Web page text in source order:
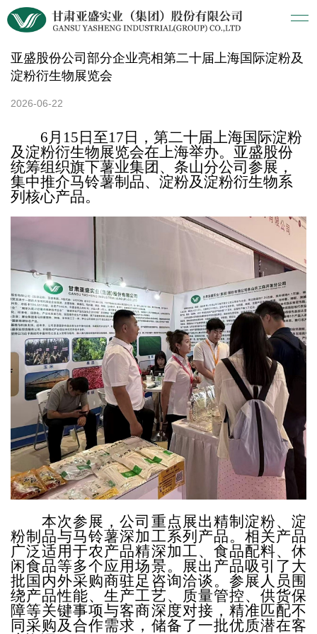
亚盛股份公司部分企业亮相第二十届上海国际淀粉及
淀粉衍生物展览会
2026-06-22
6月15日至17日，第二十届上海国际淀粉
及淀粉衍生物展览会在上海举办。亚盛股份
统筹组织旗下薯业集团、条山分公司参展，
集中推介马铃薯制品、淀粉及淀粉衍生物系
列核心产品。
本次参展，公司重点展出精制淀粉、淀
粉制品与马铃薯深加工系列产品。相关产品
广泛适用于农产品精深加工、食品配料、休
闲食品等多个应用场景。展出产品吸引了大
批国内外采购商驻足咨询洽谈。参展人员围
绕产品性能、生产工艺、质量管控、供货保
障等关键事项与客商深度对接，精准匹配不
同采购及合作需求，储备了一批优质潜在客